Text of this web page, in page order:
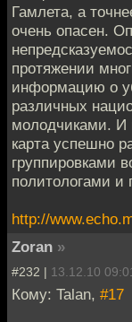
Гамлета, а
очень опасен.
протяжении
информацию о
различных
молодчиками. И
карта успешно
группировками
политологами и
http://
Zoran »
#232 | 13.12.10
Кому: Talan, #17